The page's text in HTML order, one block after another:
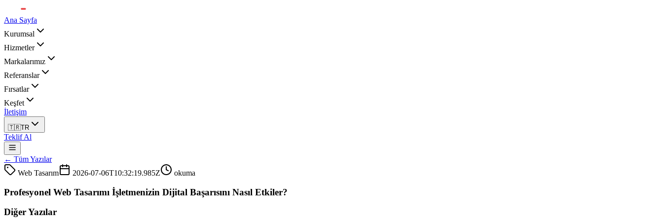
Ana Sayfa
Kurumsal
Hizmetler
Markalarımız
Referanslar
Fırsatlar
Keşfet
İletişim
🇹🇷TR
Teklif Al
← Tüm Yazılar
Web Tasarım
2026-07-06T10:32:19.985Z okuma
Profesyonel Web Tasarımı İşletmenizin Dijital Başarısını Nasıl Etkiler?
Diğer Yazılar